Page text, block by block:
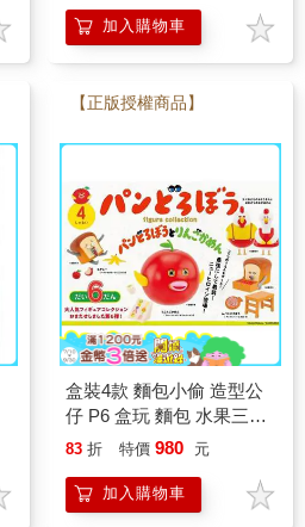
加入購物車
【正版授權商品】
盒裝4款 麵包小偷 造型公
仔 P6 盒玩 麵包 水果三明
治 吐司小偷 蘋果假面超人
83 折 特價 980 元
加入購物車